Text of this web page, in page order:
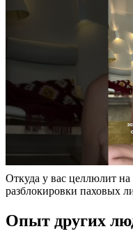
Откуда у вас целлюлит на
разблокировки паховых
Опыт других